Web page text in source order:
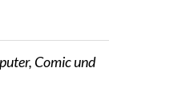
Comic und